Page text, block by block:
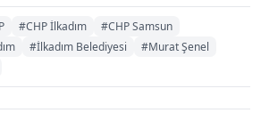
#CHP İlkadım
#CHP Samsun
#İlkadım Belediyesi
#Murat Şenel